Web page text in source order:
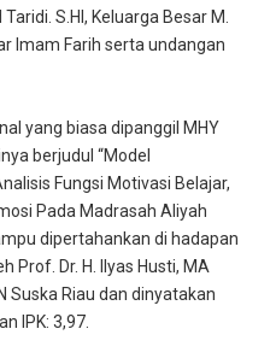
S.HI, Keluarga Besar M.
Imam Farih serta undangan
yang biasa dipanggil MHY
berjudul “Model
Fungsi Motivasi Belajar,
Pada Madrasah Aliyah
dipertahankan di hadapan
Prof. Dr. H. Ilyas Husti, MA
Suska Riau dan dinyatakan
IPK: 3,97.